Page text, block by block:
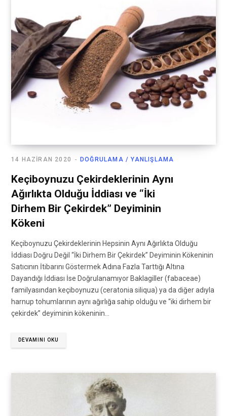
DOĞRULAMA / YANLIŞLAMA
14 HAZIRAN 2020
Keçiboynuzu Çekirdeklerinin Aynı
Ağırlıkta Olduğu İddiası ve “İki
Dirhem Bir Çekirdek” Deyiminin
Kökeni
Keçiboynuzu Çekirdeklerinin Hepsinin Aynı Ağırlıkta Olduğu
İddiası Doğru Değil “İki Dirhem Bir Çekirdek” Deyiminin Kökeninin
Satıcının İtibarını Göstermek Adına Fazla Tarttığı Altına
Dayandığı İddiası İse Doğrulanamıyor Baklagiller (fabaceae)
familyasından keçiboynuzu (ceratonia siliqua) ya da diğer adıyla
harnup tohumlarının aynı ağırlığa sahip olduğu ve “iki dirhem bir
çekirdek” deyiminin kökeninin…
DEVAMINI OKU